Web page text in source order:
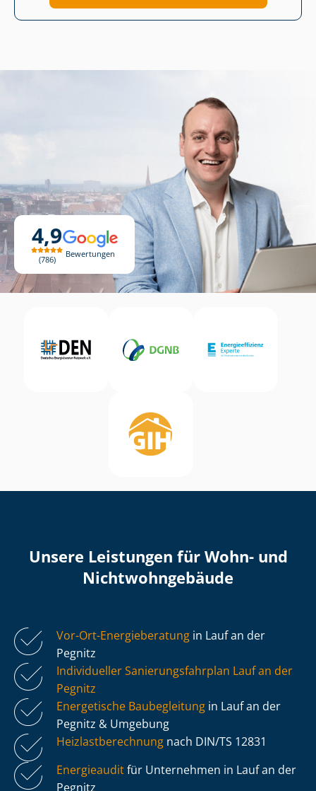
4,9
786
Bewertungen
Unsere Leistungen für Wohn- und
Nicht­wohn­ge­bäu­de
Vor-Ort-Energieberatung in Lauf an der
Pegnitz
Individueller Sa­nie­rungs­fahr­plan Lauf an der
Pegnitz
Energetische Baubegleitung in Lauf an der
Pegnitz & Umgebung
Heiz­last­be­rech­nung nach DIN/TS 12831
Energieauditfür Unternehmen in Lauf an der
Pegnitz